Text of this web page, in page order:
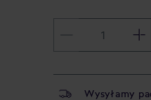
Wysyłamy